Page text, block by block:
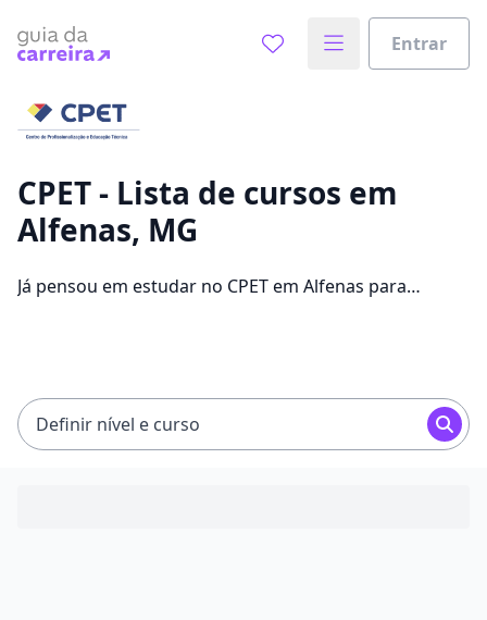
Entrar
Vamos te guiar no caminho ideal para seus estudos
CPET - Lista de cursos em
Alfenas, MG
Já pensou em estudar no CPET em Alfenas para
Definir nível e curso